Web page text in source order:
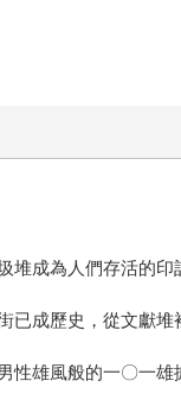
成為人們存活的印
成歷史，從文獻
雄風般的一〇一